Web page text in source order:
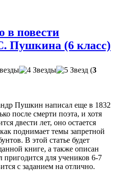
в повести
Пушкина (6 класс)
(3
Пушкин написал еще в 1832
после смерти поэта, и хотя
двести лет, оно остается
поднимает темы запретной
В этой статье будет
книге, а также описан
пригодится для учеников 6-7
с заданием на отлично.